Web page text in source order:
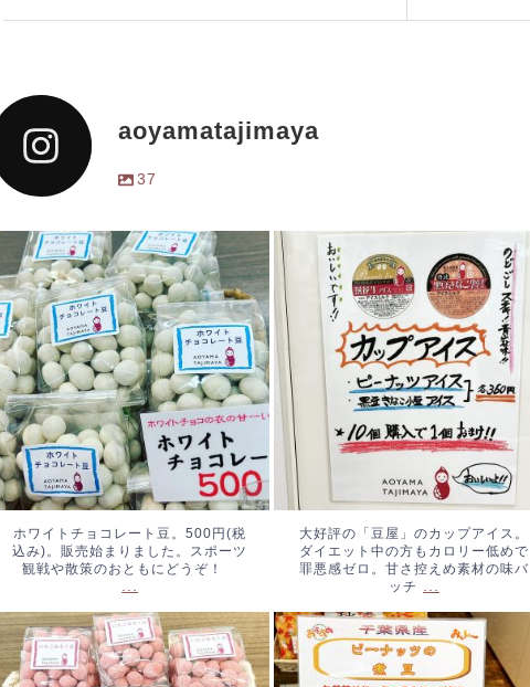
aoyamatajimaya
37
ホワイトチョコレート豆。500
円(税込み)。販売始まりまし
た。スポーツ観戦や散策のおと
もにどうぞ！...
ホワイトチョコレート豆。500円(税
込み)。販売始まりました。スポーツ
観戦や散策のおともにどうぞ！
...
大好評の「豆屋」のカップアイ
ス。ダイエット中の方もカロリ
ー低めで罪悪感ゼロ。甘さ控え
め素材の味バッチ...
大好評の「豆屋」のカップアイス。
ダイエット中の方もカロリー低めで
罪悪感ゼロ。甘さ控えめ素材の味バ
ッチ ...
いちごみるく豆、始まりまし
た。540円(税込み)...
ピーナッツの煮豆。やわらかく
て優しいお味です。#ピーナッ